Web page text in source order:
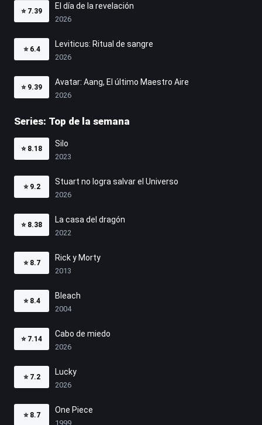
⭐ 7.39
El día de la revelación
2026
⭐ 6.4
Leviticus: Ritual de sangre
2026
⭐ 9.39
Avatar: Aang, El último Maestro Aire
2026
Series: Top de la semana
⭐ 8.18
Silo
2023
⭐ 9.2
Stuart no logra salvar el Universo
2026
⭐ 8.38
La casa del dragón
2022
⭐ 8.7
Rick y Morty
2013
⭐ 8.4
Bleach
2004
⭐ 7.14
Cabo de miedo
2026
⭐ 7.2
Lucky
2026
⭐ 8.7
One Piece
1999